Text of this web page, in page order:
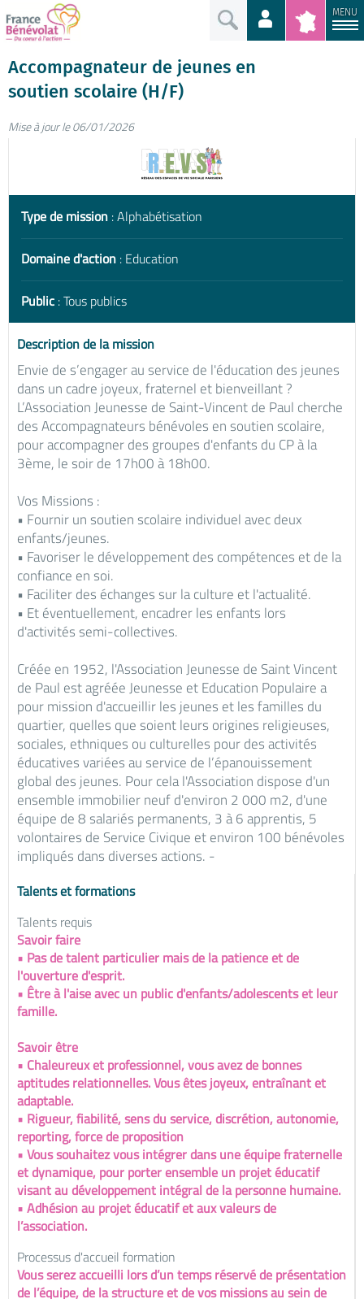
MENU
Accompagnateur de jeunes en
soutien scolaire (H/F)
Mise à jour le 06/01/2026
Type de mission : Alphabétisation
Domaine d'action : Education
Public : Tous publics
Description de la mission
Envie de s’engager au service de l'éducation des jeunes
dans un cadre joyeux, fraternel et bienveillant ?
L’Association Jeunesse de Saint-Vincent de Paul cherche
des Accompagnateurs bénévoles en soutien scolaire,
pour accompagner des groupes d'enfants du CP à la
3ème, le soir de 17h00 à 18h00.
Vos Missions :
• Fournir un soutien scolaire individuel avec deux
enfants/jeunes.
• Favoriser le développement des compétences et de la
confiance en soi.
• Faciliter des échanges sur la culture et l'actualité.
• Et éventuellement, encadrer les enfants lors
d'activités semi-collectives.
Créée en 1952, l'Association Jeunesse de Saint Vincent
de Paul est agréée Jeunesse et Education Populaire a
pour mission d'accueillir les jeunes et les familles du
quartier, quelles que soient leurs origines religieuses,
sociales, ethniques ou culturelles pour des activités
éducatives variées au service de l’épanouissement
global des jeunes. Pour cela l'Association dispose d'un
ensemble immobilier neuf d'environ 2 000 m2, d'une
équipe de 8 salariés permanents, 3 à 6 apprentis, 5
volontaires de Service Civique et environ 100 bénévoles
impliqués dans diverses actions. -
Talents et formations
Talents requis
Savoir faire
• Pas de talent particulier mais de la patience et de
l'ouverture d'esprit.
• Être à l'aise avec un public d'enfants/adolescents et leur
famille.
Savoir être
• Chaleureux et professionnel, vous avez de bonnes
aptitudes relationnelles. Vous êtes joyeux, entraînant et
adaptable.
• Rigueur, fiabilité, sens du service, discrétion, autonomie,
reporting, force de proposition
• Vous souhaitez vous intégrer dans une équipe fraternelle
et dynamique, pour porter ensemble un projet éducatif
visant au développement intégral de la personne humaine.
• Adhésion au projet éducatif et aux valeurs de
l’association.
Processus d'accueil formation
Vous serez accueilli lors d’un temps réservé de présentation
de l’équipe, de la structure et de vos missions au sein de